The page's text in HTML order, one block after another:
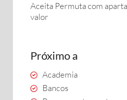
Aceita Permuta com
valor
Próximo a
Academia
Bancos